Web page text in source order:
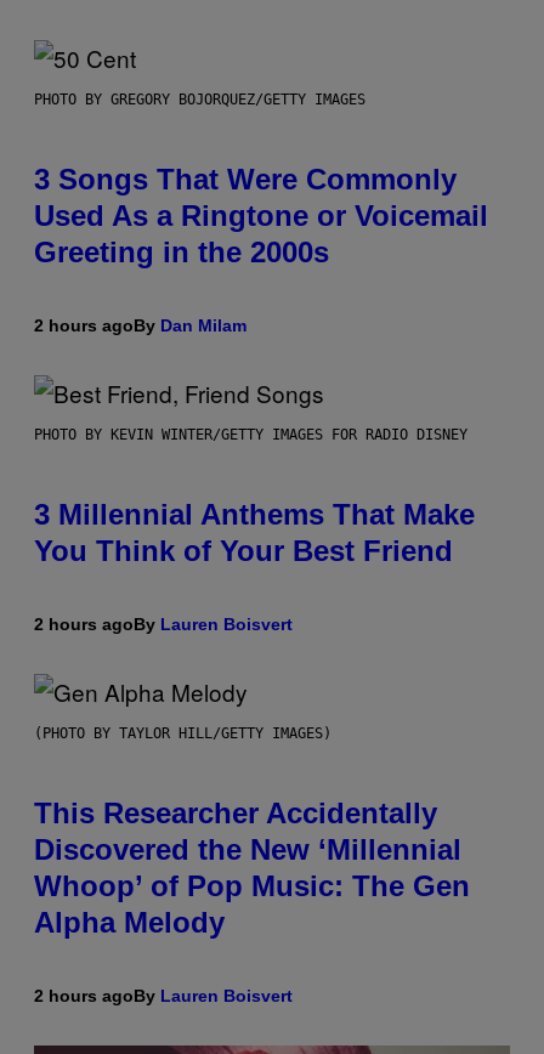
PHOTO BY GREGORY BOJORQUEZ/GETTY IMAGES
3 Songs That Were Commonly
Used As a Ringtone or Voicemail
Greeting in the 2000s
2 hours agoBy Dan Milam
PHOTO BY KEVIN WINTER/GETTY IMAGES FOR RADIO DISNEY
3 Millennial Anthems That Make
You Think of Your Best Friend
2 hours agoBy Lauren Boisvert
(PHOTO BY TAYLOR HILL/GETTY IMAGES)
This Researcher Accidentally
Discovered the New ‘Millennial
Whoop’ of Pop Music: The Gen
Alpha Melody
2 hours agoBy Lauren Boisvert